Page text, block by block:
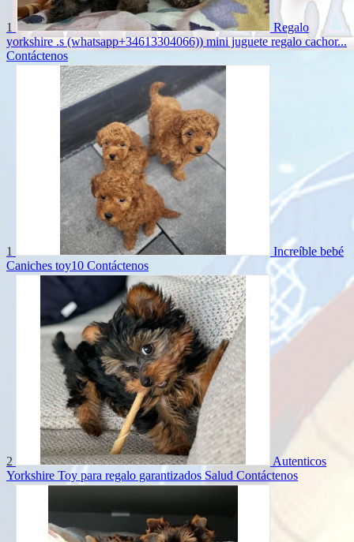
1
Regalo
yorkshire .s (whatsapp+34613304066)) mini juguete regalo cachor...
Contáctenos
1
Increíble bebé
Caniches toy10 Contáctenos
2
Autenticos
Yorkshire Toy para regalo garantizados Salud Contáctenos